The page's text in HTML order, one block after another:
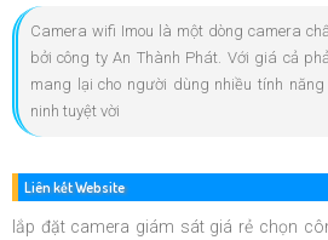
Camera wifi Imou là một dòng camera
bởi công ty An Thành Phát. Với giá cả
mang lại cho người dùng nhiều tính
ninh tuyệt vời
Liên kết Website
lắp đặt camera giám sát giá rẻ chọn